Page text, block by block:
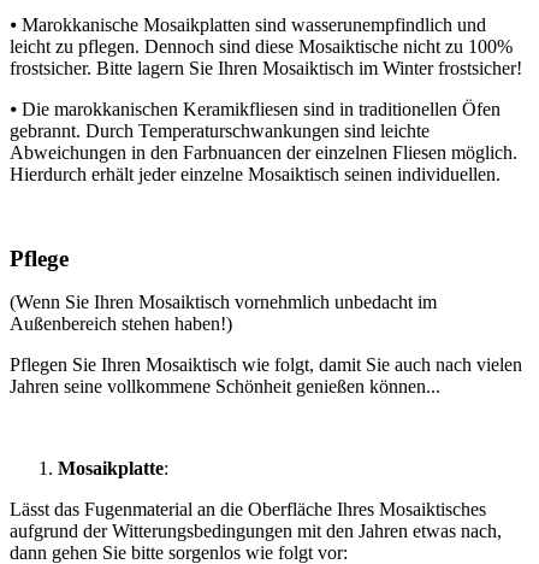
⦁ Marokkanische Mosaikplatten sind wasserunempfindlich und
leicht zu pflegen. Dennoch sind diese Mosaiktische nicht zu 100%
frostsicher. Bitte lagern Sie Ihren Mosaiktisch im Winter frostsicher!
⦁ Die marokkanischen Keramikfliesen sind in traditionellen Öfen
gebrannt. Durch Temperaturschwankungen sind leichte
Abweichungen in den Farbnuancen der einzelnen Fliesen möglich.
Hierdurch erhält jeder einzelne Mosaiktisch seinen individuellen.
Pflege
(Wenn Sie Ihren Mosaiktisch vornehmlich unbedacht im
Außenbereich stehen haben!)
Pflegen Sie Ihren Mosaiktisch wie folgt, damit Sie auch nach vielen
Jahren seine vollkommene Schönheit genießen können...
Mosaikplatte:
Lässt das Fugenmaterial an die Oberfläche Ihres Mosaiktisches
aufgrund der Witterungsbedingungen mit den Jahren etwas nach,
dann gehen Sie bitte sorgenlos wie folgt vor: